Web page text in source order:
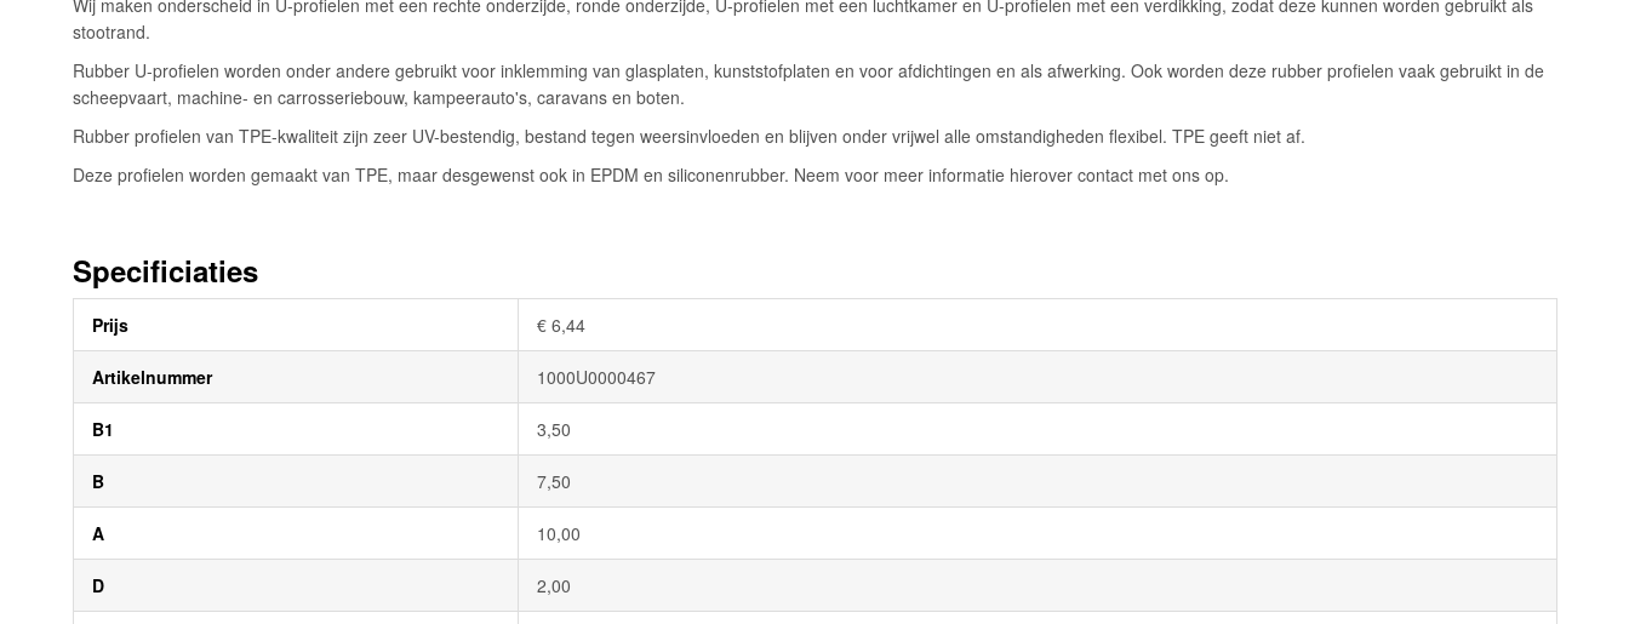
afbeeldingen-
gallerij
Wij maken onderscheid in U-profielen met een rechte onderzijde, ronde onderzijde, U-profielen met een luchtkamer en U-profielen met een verdikking, zodat deze kunnen worden gebruikt als
stootrand.
Rubber U-profielen worden onder andere gebruikt voor inklemming van glasplaten, kunststofplaten en voor afdichtingen en als afwerking. Ook worden deze rubber profielen vaak gebruikt in de
scheepvaart, machine- en carrosseriebouw, kampeerauto's, caravans en boten.
Rubber profielen van TPE-kwaliteit zijn zeer UV-bestendig, bestand tegen weersinvloeden en blijven onder vrijwel alle omstandigheden flexibel. TPE geeft niet af.
Deze profielen worden gemaakt van TPE, maar desgewenst ook in EPDM en siliconenrubber. Neem voor meer informatie hierover contact met ons op.
Specificiaties
informatie
Prijs € 6,44
Artikelnummer 1000U0000467
B1 3,50
B 7,50
A 10,00
D 2,00